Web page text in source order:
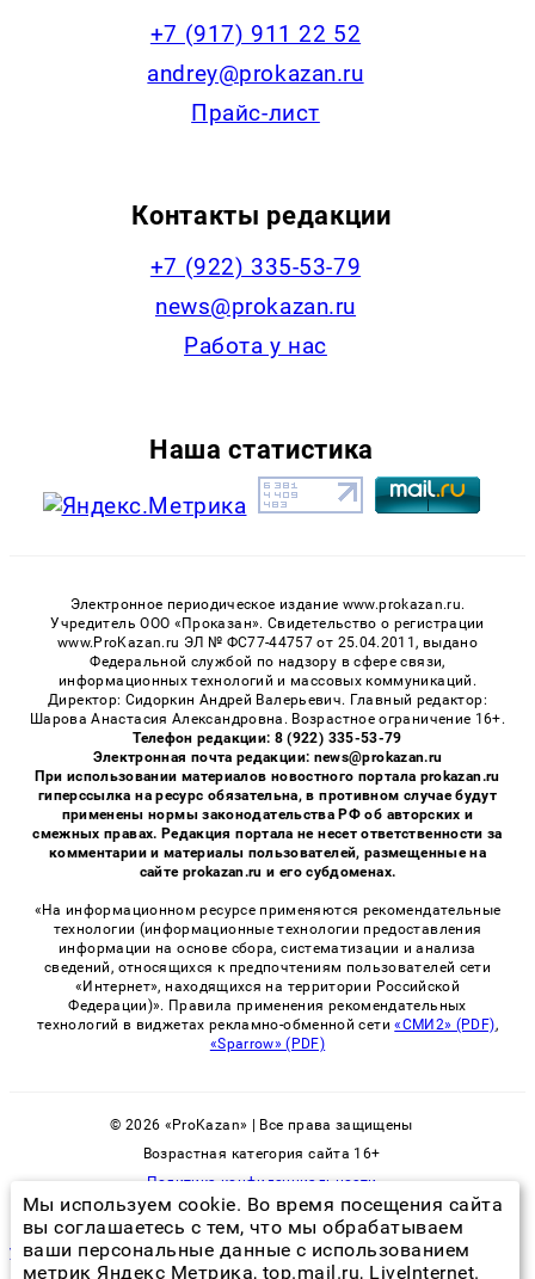
+7 (917) 911 22 52
andrey@prokazan.ru
Прайс-лист
Контакты редакции
+7 (922) 335-53-79
news@prokazan.ru
Работа у нас
Наша статистика
Электронное периодическое издание www.prokazan.ru.
Учредитель ООО «Проказан». Cвидетельство о регистрации
www.ProKazan.ru ЭЛ № ФС77-44757 от 25.04.2011, выдано
Федеральной службой по надзору в сфере связи,
информационных технологий и массовых коммуникаций.
Директор: Сидоркин Андрей Валерьевич. Главный редактор:
Шарова Анастасия Александровна. Возрастное ограничение 16+.
Телефон редакции: 8 (922) 335-53-79
Электронная почта редакции: news@prokazan.ru
При использовании материалов новостного портала prokazan.ru
гиперссылка на ресурс обязательна, в противном случае будут
применены нормы законодательства РФ об авторских и
смежных правах. Редакция портала не несет ответственности за
комментарии и материалы пользователей, размещенные на
сайте prokazan.ru и его субдоменах.
«На информационном ресурсе применяются рекомендательные
технологии (информационные технологии предоставления
информации на основе сбора, систематизации и анализа
сведений, относящихся к предпочтениям пользователей сети
«Интернет», находящихся на территории Российской
Федерации)». Правила применения рекомендательных
технологий в виджетах рекламно-обменной сети«СМИ2» (PDF),
«Sparrow» (PDF)
© 2026 «ProKazan» | Все права защищены
Возрастная категория сайта 16+
Политика конфиденциальности
уничтожение тараканов гелем с гарантией
Мы используем cookie. Во время посещения сайта
вы соглашаетесь с тем, что мы обрабатываем
ваши персональные данные с использованием
метрик Яндекс Метрика, top.mail.ru, LiveInternet.